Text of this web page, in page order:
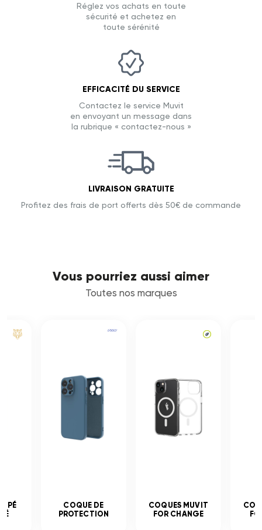
Réglez vos achats en toute
sécurité et achetez en
toute sérénité
EFFICACITÉ DU SERVICE
Contactez le service Muvit
en envoyant un message dans
la rubrique « contactez-nous »
LIVRAISON GRATUITE
Profitez des frais de port offerts dès 50€ de commande
Vous pourriez aussi aimer
Toutes nos marques
COQUE DE
PROTECTION
COQUES MUVIT
FOR CHANGE